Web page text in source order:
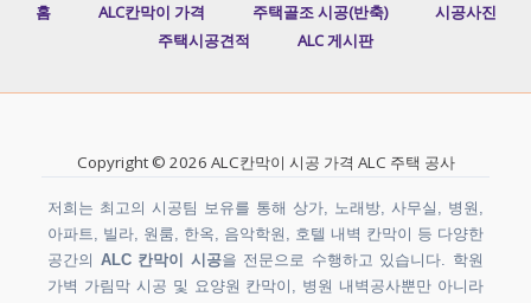
홈 ALC칸막이 가격 주택골조 시공(반축)
시공사진
주택시공견적
ALC 게시판
Copyright © 2026 ALC칸막이 시공 가격 ALC 주택 공사
저희는 최고의 시공팀 보유를 통해 상가, 노래방, 사무실, 병원,
아파트, 빌라, 원룸, 한옥, 음악학원, 호텔 내벽 칸막이 등 다양한
공간의 ALC 칸막이 시공을 전문으로 수행하고 있습니다. 학원
가벽 가림막 시공 및 요양원 칸막이, 병원 내벽공사뿐만 아니라